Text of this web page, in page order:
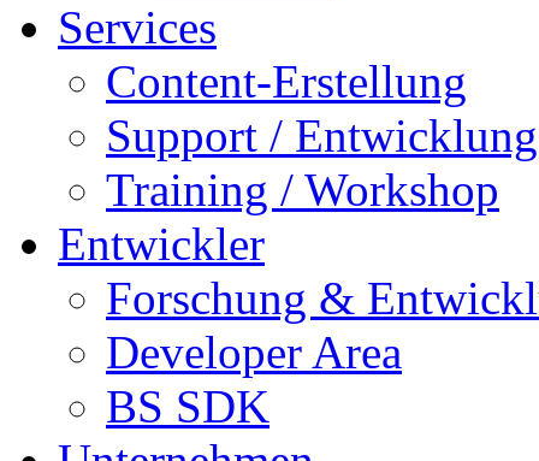
Services
Content-Erstellung
Support / Entwicklung
Training / Workshop
Entwickler
Forschung &
Developer Area
BS SDK